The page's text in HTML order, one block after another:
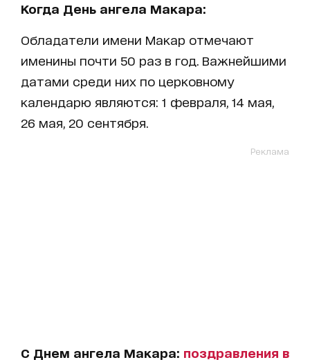
Когда День ангела Макара:
Обладатели имени Макар отмечают
именины почти 50 раз в год. Важнейшими
датами среди них по церковному
календарю являются: 1 февраля, 14 мая,
26 мая, 20 сентября.
Реклама
С Днем ангела Макара: поздравления в